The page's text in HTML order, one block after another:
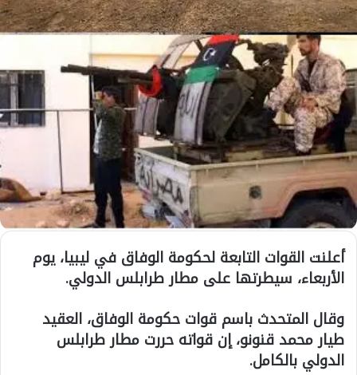
أعلنت القوات التابعة لحكومة الوفاق في ليبيا، يوم
الأربعاء، سيطرتها على مطار طرابلس الدولي.
وقال المتحدث باسم قوات حكومة الوفاق، العقيد
طيار محمد قنونو، إن قواته حررت مطار طرابلس
الدولي بالكامل.